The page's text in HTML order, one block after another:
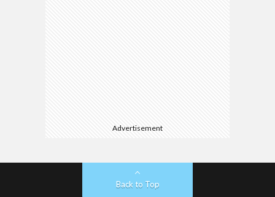
Advertisement
Back to Top